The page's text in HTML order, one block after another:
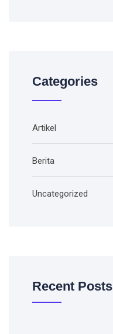
Categories
Artikel
Berita
Uncategorized
Recent Posts